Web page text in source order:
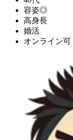
容姿◎
高身長
婚活
オンライン可